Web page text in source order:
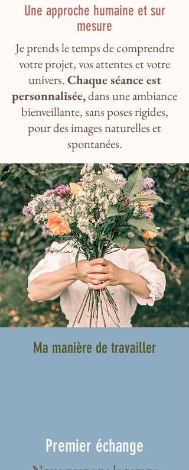
Une approche humaine et sur
mesure
Je prends le temps de comprendre
votre projet, vos attentes et votre
univers.Chaque séance est
personnalisée,dans une ambiance
bienveillante, sans poses rigides,
pour des images naturelles et
spontanées.
Ma manière de travailler
Premier échange